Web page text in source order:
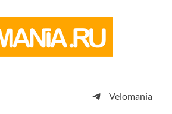
просто
Velomania